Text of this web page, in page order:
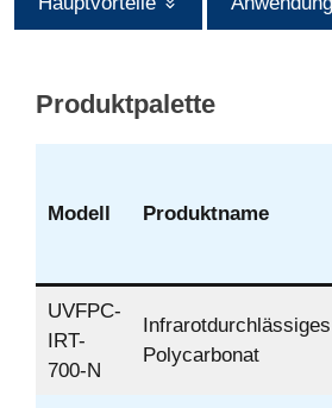
Produktpalette
Modell Produktname
UVFPC-
IRT-
700-N
Infrarotdurchlässiges
Polycarbonat